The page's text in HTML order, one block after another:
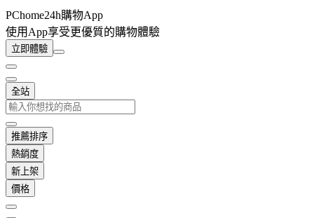
PChome24h購物App
使用App享受更優質的購物體驗
立即體驗
全站
推薦排序
熱銷度
新上架
價格